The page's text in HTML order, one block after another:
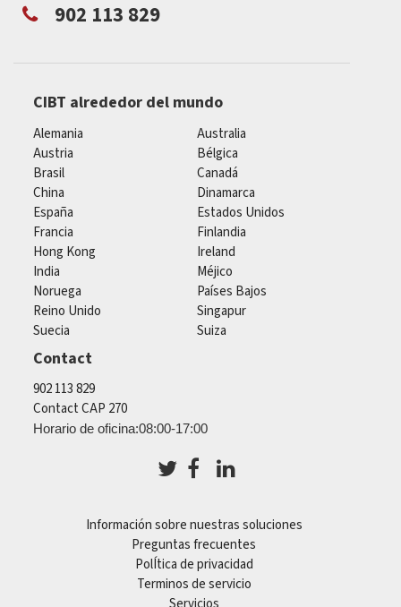
902 113 829
CIBT alrededor del mundo
Alemania
Australia
Austria
Bélgica
Brasil
Canadá
China
Dinamarca
España
Estados Unidos
Francia
Finlandia
Hong Kong
Ireland
India
Méjico
Noruega
Países Bajos
Reino Unido
Singapur
Suecia
Suiza
Contact
902 113 829
Contact CAP 270
Horario de oficina:08:00-17:00
Información sobre nuestras soluciones
Preguntas frecuentes
PolÍtica de privacidad
Terminos de servicio